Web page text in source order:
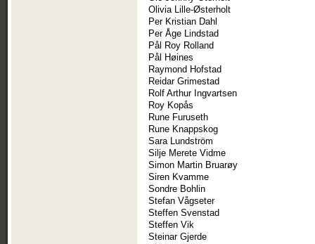
Olivia Lille-Østerholt
Per Kristian Dahl
Per Åge Lindstad
Pål Roy Rolland
Pål Høines
Raymond Hofstad
Reidar Grimestad
Rolf Arthur Ingvartsen
Roy Kopås
Rune Furuseth
Rune Knappskog
Sara Lundström
Silje Merete Vidme
Simon Martin Bruarøy
Siren Kvamme
Sondre Bohlin
Stefan Vågseter
Steffen Svenstad
Steffen Vik
Steinar Gjerde